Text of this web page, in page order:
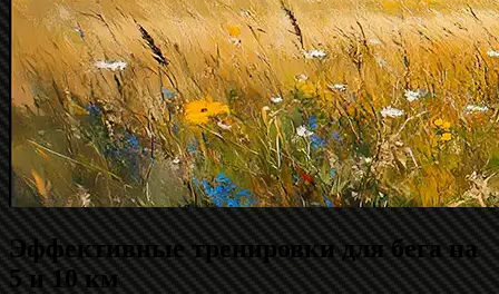
Эффективные тренировки для бега на
5 и 10 км